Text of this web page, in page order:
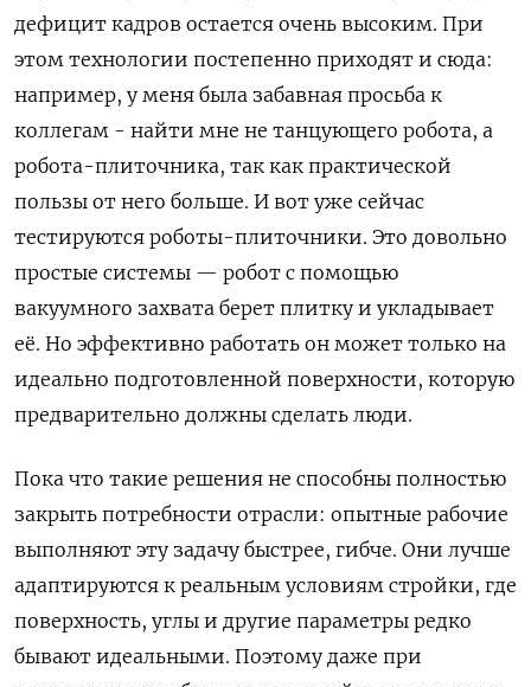
дефицит кадров остается очень высоким. При
этом технологии постепенно приходят и сюда:
например, у меня была забавная просьба к
коллегам - найти мне не танцующего робота, а
робота-плиточника, так как практической
пользы от него больше. И вот уже сейчас
тестируются роботы-плиточники. Это довольно
простые системы — робот с помощью
вакуумного захвата берет плитку и укладывает
её. Но эффективно работать он может только на
идеально подготовленной поверхности, которую
предварительно должны сделать люди.
Пока что такие решения не способны полностью
закрыть потребности ​отрасли: опытные рабочие
выполняют эту задачу быстрее, гибче. Они лучше
адаптируются к реальным условиям стройки, где
поверхность, углы и другие параметры редко
бывают идеальными. Поэтому даже при